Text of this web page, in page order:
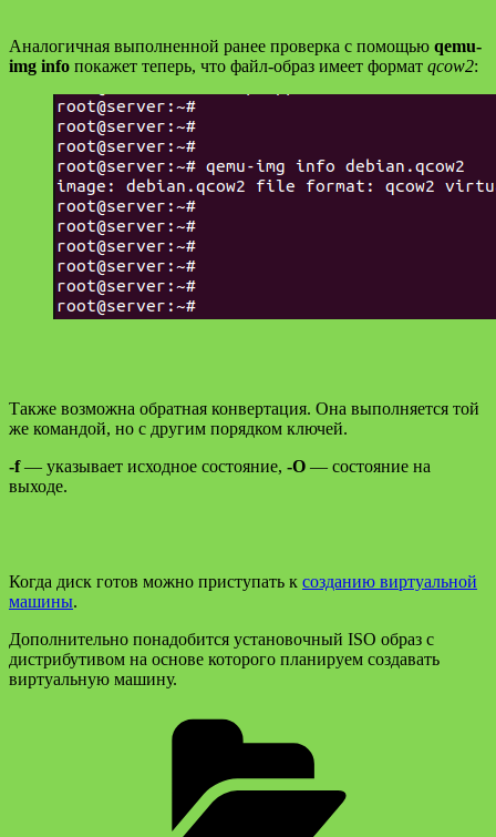
Аналогичная выполненной ранее проверка с помощью qemu-
img info покажет теперь, что файл-образ имеет формат qcow2:
Также возможна обратная конвертация. Она выполняется той
же командой, но с другим порядком ключей.
-f— указывает исходное состояние, -O — состояние на
выходе.
Когда диск готов можно приступать к созданию виртуальной
машины.
Дополнительно понадобится установочный ISO образ с
дистрибутивом на основе которого планируем создавать
виртуальную машину.